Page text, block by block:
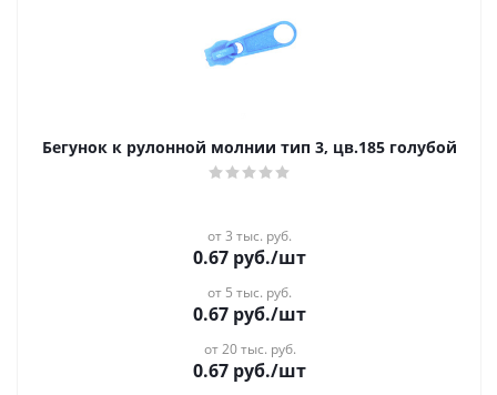
Бегунок к рулонной молнии тип 3, цв.185 голубой
от 3 тыс. руб.
0.67 руб./шт
от 5 тыс. руб.
0.67 руб./шт
от 20 тыс. руб.
0.67 руб./шт